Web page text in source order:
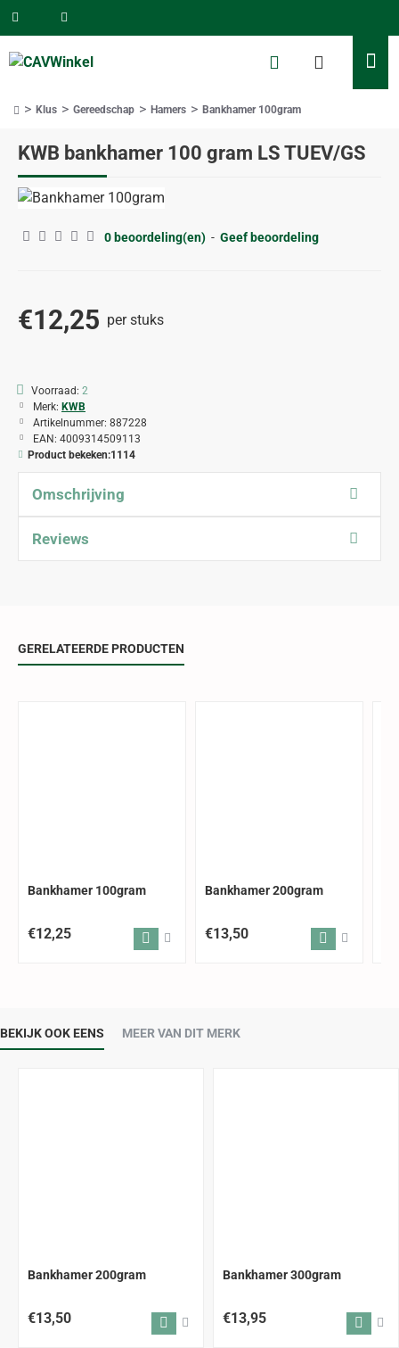
KWB bankhamer 100 gram LS TUEV/GS
Klus Gereedschap Hamers Bankhamer 100gram
0 beoordeling(en) - Geef beoordeling
€12,25 per stuks
Voorraad: 2
Merk: KWB
Artikelnummer: 887228
EAN: 4009314509113
Product bekeken:1114
Omschrijving
Reviews
GERELATEERDE PRODUCTEN
Bankhamer 100gram
€12,25
Bankhamer 200gram
€13,50
BEKIJK OOK EENS MEER VAN DIT MERK
Bankhamer 200gram
€13,50
Bankhamer 300gram
€13,95